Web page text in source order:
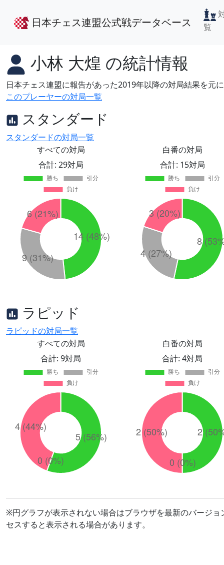
日本チェス連盟公式戦データベース
覧
小林 大煌 の統計情報
日本チェス連盟に報告があった2019年以降の対局結果を元
このプレーヤーの対局一覧
スタンダード
スタンダードの対局一覧
すべての対局
合計: 29対局
白番の対局
合計: 15対局
ラピッド
ラピッドの対局一覧
すべての対局
合計: 9対局
白番の対局
合計: 4対局
※円グラフが表示されない場合はブラウザを最新のバージ
セスすると表示される場合があります。